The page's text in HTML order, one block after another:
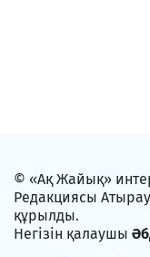
© «Ақ Жайық»
Редакциясы
құрылды.
Негізін қалаушы